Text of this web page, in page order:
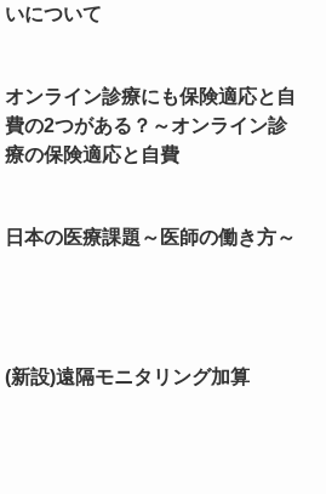
いについて
オンライン診療にも保険適応と自
費の2つがある？～オンライン診
療の保険適応と自費
日本の医療課題～医師の働き方～
(新設)遠隔モニタリング加算